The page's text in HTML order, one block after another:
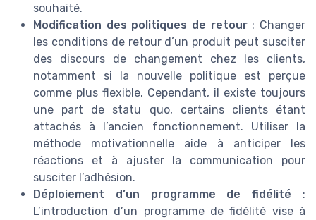
souhaité.
Modification des politiques de retour: Changer
les conditions de retour d’un produit peut susciter
des discours de changement chez les clients,
notamment si la nouvelle politique est perçue
comme plus flexible. Cependant, il existe toujours
une part de statu quo, certains clients étant
attachés à l’ancien fonctionnement. Utiliser la
méthode motivationnelle aide à anticiper les
réactions et à ajuster la communication pour
susciter l’adhésion.
Déploiement d’un programme de fidélité :
L’introduction d’un programme de fidélité vise à